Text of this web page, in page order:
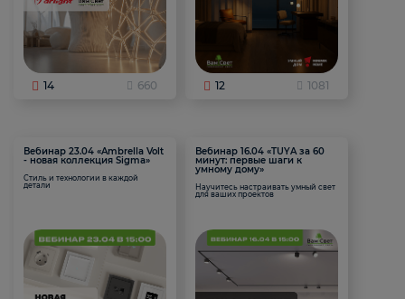
14 660 12 1081
Вебинар 23.04 «Ambrella Volt
- новая коллекция Sigma»
Стиль и технологии в каждой
детали
Вебинар 16.04 «TUYA за 60
минут: первые шаги к
умному дому»
Научитесь настраивать умный свет
для ваших проектов